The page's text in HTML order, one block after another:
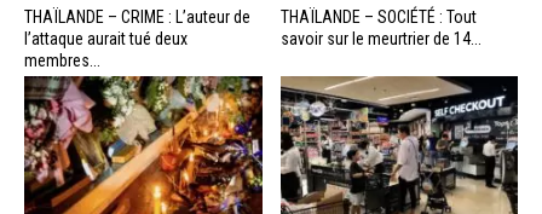
THAÏLANDE – CRIME : L’auteur de
l’attaque aurait tué deux
membres...
THAÏLANDE – SOCIÉTÉ : Tout
savoir sur le meurtrier de 14...